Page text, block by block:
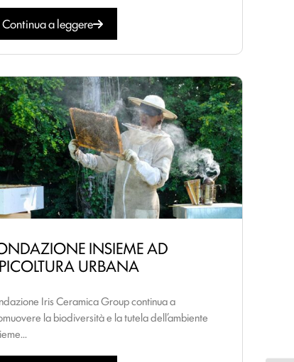
Continua a leggere
INSIEME AD
URBANA
Iris Ceramica Group continua a
la biodiversità e la tutela dell’ambiente